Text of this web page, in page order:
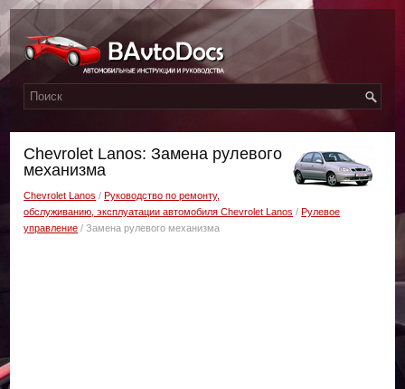
Chevrolet Lanos: Замена рулевого
механизма
Chevrolet Lanos /Руководство по ремонту,
обслуживанию, эксплуатации автомобиля Chevrolet Lanos /Рулевое
управление / Замена рулевого механизма